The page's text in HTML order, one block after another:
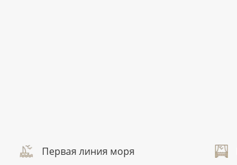
Первая линия моря